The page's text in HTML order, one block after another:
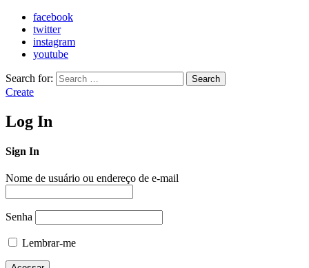
facebook
twitter
instagram
youtube
Search for: Search
Create
Log In
Sign In
Nome de usuário ou endereço de e-mail
Senha
Lembrar-me